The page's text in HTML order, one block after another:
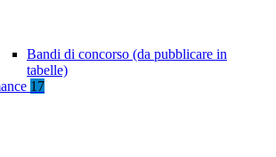
Bandi di concorso (da pubblicare in
tabelle)
17